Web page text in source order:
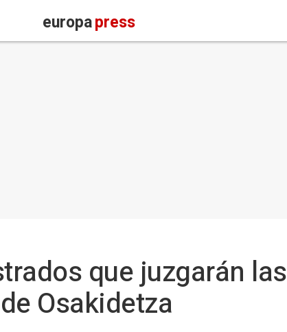
europapress
que juzgarán
Osakidetza